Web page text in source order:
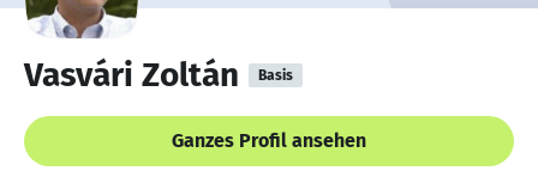
Vasvári Zoltán Basis
Ganzes Profil ansehen